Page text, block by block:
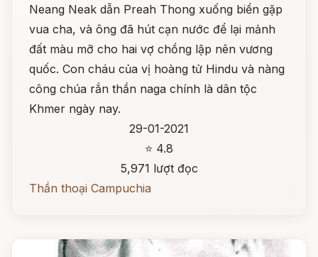
Neang Neak dẫn Preah Thong xuống biển gặp
vua cha, và ông đã hút cạn nước để lại mảnh
đất màu mỡ cho hai vợ chồng lập nên vương
quốc. Con cháu của vị hoàng tử Hindu và nàng
công chúa rắn thần naga chính là dân tộc
Khmer ngày nay.
29-01-2021
⭐ 4.8
5,971 lượt đọc
Thần thoại Campuchia